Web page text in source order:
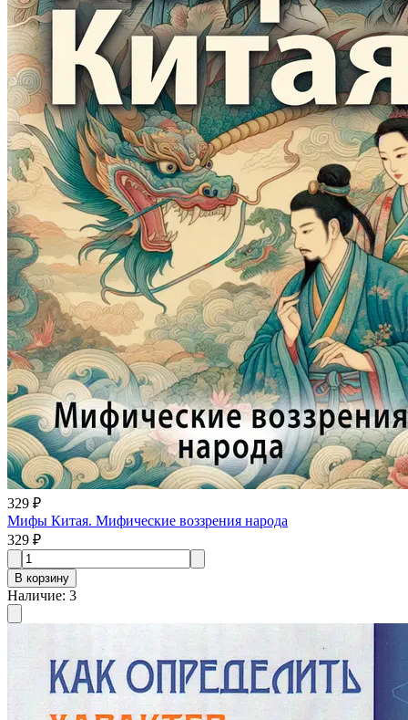
329 ₽
Мифы Китая. Мифические воззрения народа
329 ₽
В корзину
Наличие: 3